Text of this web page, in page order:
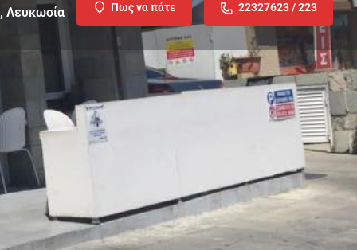
Λευκωσία Πως να πάτε 22327623 / 223
καταχώρισης